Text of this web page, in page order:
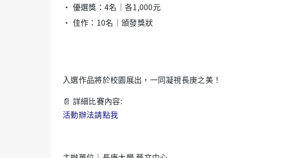
• 優選獎：4名｜各1,000元
• 佳作：10名｜頒發獎狀
入選作品將於校園展出，一同凝視長庚之美！
📄 詳細比賽內容:
活動辦法請點我